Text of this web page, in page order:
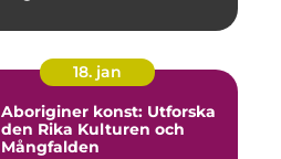
18. jan
Aboriginer konst: Utforska
den Rika Kulturen och
Mångfalden